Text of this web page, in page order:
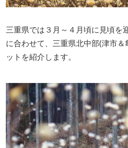
三重県では３月～４月頃に見頃を
に合わせて、三重県北中部(津市
ットを紹介します。